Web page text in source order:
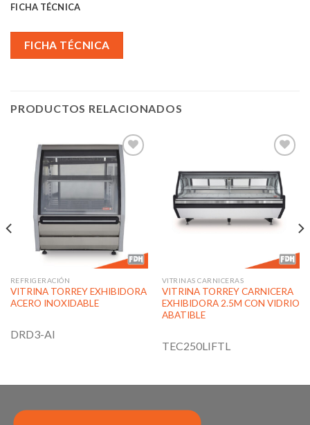
FICHA TÉCNICA
FICHA TÉCNICA
PRODUCTOS RELACIONADOS
Añadir
lista de
deseos
REFRIGERACIÓN
VITRINA TORREY EXHIBIDORA
ACERO INOXIDABLE
DRD3-AI
Añadir
a la
lista de
deseos
VITRINAS CARNICERAS
VITRINA TORREY CARNICERA
EXHIBIDORA 2.5M CON VIDRIO
ABATIBLE
TEC250LIFTL